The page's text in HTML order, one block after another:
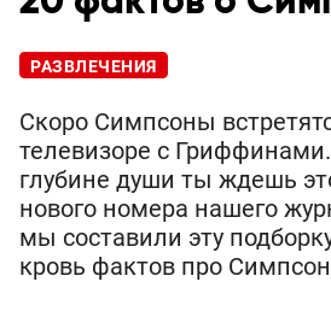
РАЗВЛЕЧЕНИЯ
Скоро Симпсоны
телевизоре с
глубине души ты ждешь
нового номера нашего
мы составили эту
кровь фактов про